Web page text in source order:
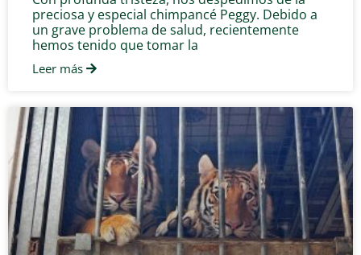
preciosa y especial chimpancé Peggy. Debido a
un grave problema de salud, recientemente
hemos tenido que tomar la
Leer más